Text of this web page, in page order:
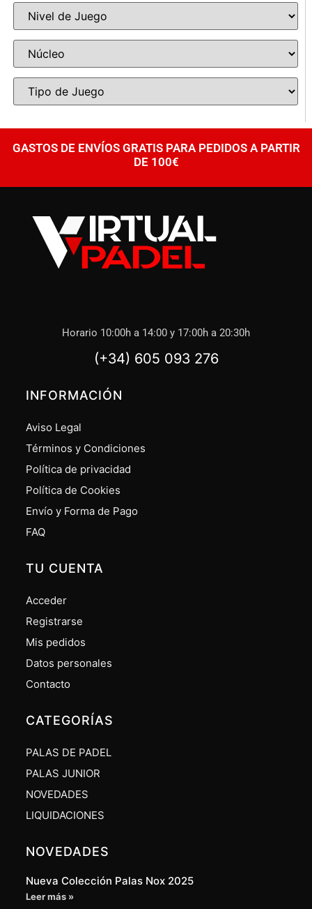
GASTOS DE ENVÍOS GRATIS PARA PEDIDOS A PARTIR
DE 100€
Horario 10:00h a 14:00 y 17:00h a 20:30h
(+34) 605 093 276
INFORMACIÓN
Aviso Legal
Términos y Condiciones
Política de privacidad
Política de Cookies
Envío y Forma de Pago
FAQ
TU CUENTA
Acceder
Registrarse
Mis pedidos
Datos personales
Contacto
CATEGORÍAS
PALAS DE PADEL
PALAS JUNIOR
NOVEDADES
LIQUIDACIONES
NOVEDADES
Nueva Colección Palas Nox 2025
Leer más »